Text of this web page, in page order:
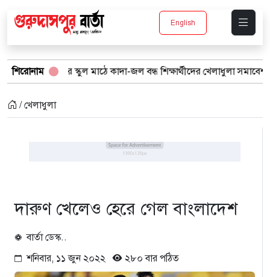
English
শিরোনাম
স্কুল মাঠে কাদা-জল বন্ধ শিক্ষার্থীদের খেলাধুলা সমাবেশ বর্ষার
/ খেলাধুলা
দারুণ খেলেও হেরে গেল বাংলাদেশ
বার্তা ডেস্ক..
শনিবার, ১১ জুন ২০২২
২৮০ বার পঠিত